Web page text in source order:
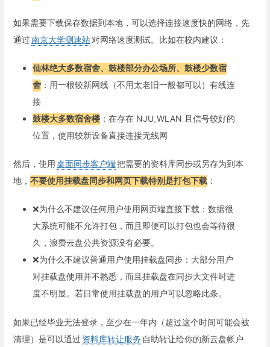
如果需要下载保存数据到本地，可以选择连接速度快的网络，先
通过南京大学测速站对网络速度测试。比如在校内建议：
仙林绝大多数宿舍、鼓楼部分办公场所、鼓楼少数宿
舍 ：用一根较新网线（不用太老旧一般都可以）有线连
接
鼓楼大多数宿舍楼 ：在存在 NJU_WLAN 且信号较好的
位置，使用较新设备直接连接无线网
然后，使用桌面同步客户端把需要的资料库同步或另存为到本
地， 不要使用挂载盘同步和网页下载特别是打包下载 ：
❌为什么不建议任何用户使用网页端直接下载：数据很
大系统可能不允许打包，而且即便可以打包也会等待很
久，浪费云盘公共资源没有必要。
❌为什么不建议普通用户使用挂载盘同步：大部分用户
对挂载盘使用并不熟悉，而且挂载盘在同步大文件时进
度不明显。若日常使用挂载盘的用户可以忽略此条。
如果已经毕业无法登录，至少在一年内（超过这个时间可能会被
清理）是可以通过 资料库转让服务 自助转让给你的新云盘帐户